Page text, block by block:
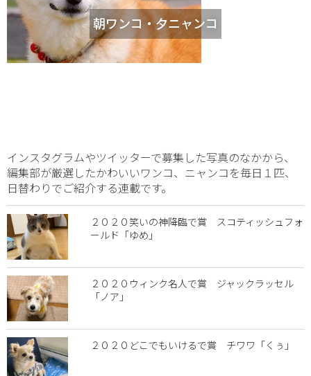
朝ワンコ・夕ニャンコ
インスタグラムやツイッターで募集した写真のなかから、
編集部が厳選したかわいいワンコ、ニャンコを毎日１匹、
日替わりでご紹介する連載です。
２０２０笑いの神降臨で賞 スコティッシュフォ
ールド「ゆめ」
２０２０ウィンク名人で賞 ジャックラッセル
「ノア」
２０２０どこでもいけるで賞 チワワ「くぅ」